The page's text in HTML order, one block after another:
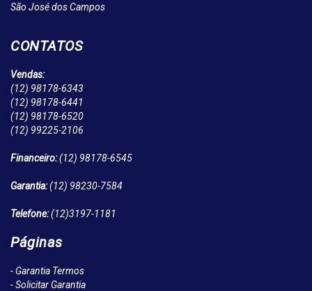
São José dos Campos
CONTATOS
Vendas:
(12) 98178-6343
(12) 98178-6441
(12) 98178-6520
(12) 99225-2106
Financeiro:(12) 98178-6545
Garantia:(12) 98230-7584
Telefone:(12)3197-1181
Páginas
- Garantia Termos
- Solicitar Garantia